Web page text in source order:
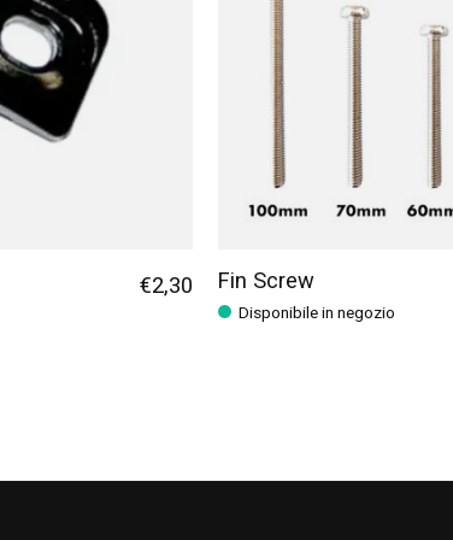
€2,30 Fin Screw
Disponibile in negozio